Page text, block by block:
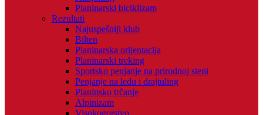
Planinarski biciklizam
Rezultati
Najuspešniji klub
Bilten
Planinarska orijentacija
Planinarski treking
Sportsko penjanje na prirodnoj steni
Penjanje na ledu i drajtuling
Planinsko trčanje
Alpinizam
Visokogorstvo